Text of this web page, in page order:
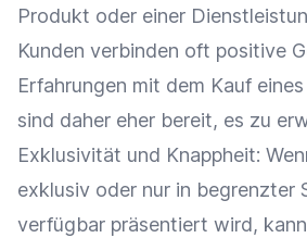
Produkt oder einer
Kunden verbinden oft positive
Erfahrungen mit dem Kauf
sind daher eher bereit, es zu
Exklusivität und Knappheit:
exklusiv oder nur in begrenzter
verfügbar präsentiert wird,